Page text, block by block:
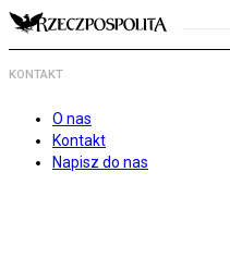
KONTAKT
O nas
Kontakt
Napisz do nas